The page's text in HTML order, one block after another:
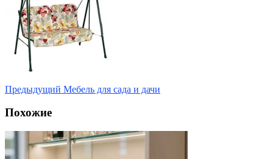
Предыдущий Мебель для сада и дачи
Похожие